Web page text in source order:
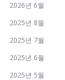
2026년 6월
2025년 8월
2025년 7월
2025년 6월
2025년 5월